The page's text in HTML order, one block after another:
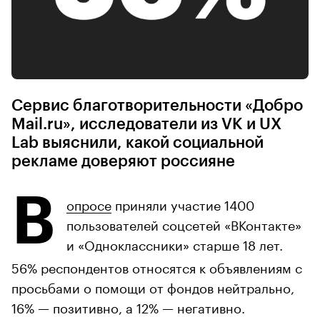
Сервис благотворительности «Добро
Mail.ru», исследователи из VK и UX
Lab выяснили, какой социальной
рекламе доверяют россияне
В опросе приняли участие 1400
пользователей соцсетей «ВКонтакте»
и «Одноклассники» старше 18 лет.
56% респондентов относятся к объявлениям с
просьбами о помощи от фондов нейтрально,
16% — позитивно, а 12% — негативно.